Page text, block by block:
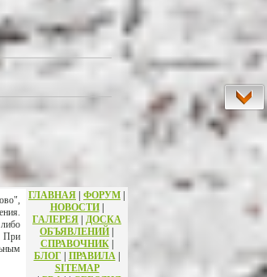
ГЛАВНАЯ | ФОРУМ |
НОВОСТИ|
ГАЛЕРЕЯ | ДОСКА
ОБЪЯВЛЕНИЙ |
СПРАВОЧНИК|
БЛОГ | ПРАВИЛА|
SITEMAP